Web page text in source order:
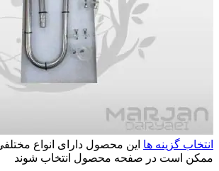
انتخاب گزینه ها این محصول دارای انواع
ممکن است در صفحه محصول انتخاب شوند